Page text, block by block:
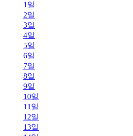
1일
2일
3일
4일
5일
6일
7일
8일
9일
10일
11일
12일
13일